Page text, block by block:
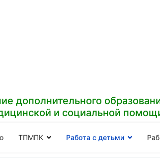
дополнительного
и социальной
ТПМПК Работа с детьми